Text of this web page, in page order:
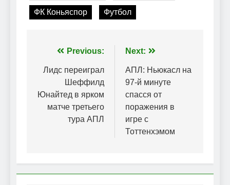
ФК Коньяспор Футбол
Навігація
записів
Previous:
Лидс переиграл
Шеффилд
Юнайтед в ярком
матче третьего
тура АПЛ
Next:
АПЛ: Ньюкасл на
97-й минуте
спасся от
поражения в
игре с
Тоттенхэмом